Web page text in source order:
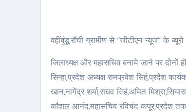
वहींबुंडू,राँची ग्रामीण से “जीटीएन न्यूज” के
जिलाध्यक्ष और महासचिव बनाये जाने पर दोनों
सिन्हा,प्रदेश अध्यक्ष रामप्रवेश सिहं,प्रदेश
खान,नागेंद्र शर्मा,राघव सिहं,अमित
कौशल आनंद,महासचिव रविचंद कपूर,प्रदेश